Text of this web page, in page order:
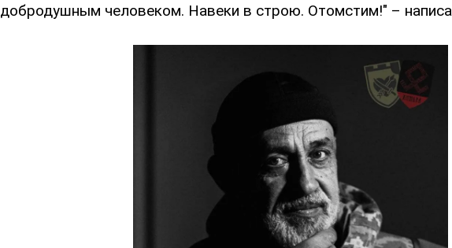
добродушным человеком. Навеки в строю. Отомстим!" –